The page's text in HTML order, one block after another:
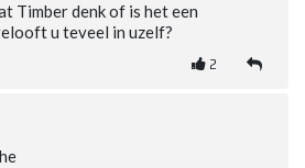
Timber denk of is het een
u teveel in uzelf?
2